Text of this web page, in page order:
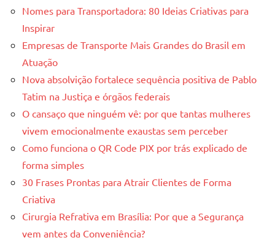
Nomes para Transportadora: 80 Ideias Criativas para
Inspirar
Empresas de Transporte Mais Grandes do Brasil em
Atuação
Nova absolvição fortalece sequência positiva de Pablo
Tatim na Justiça e órgãos federais
O cansaço que ninguém vê: por que tantas mulheres
vivem emocionalmente exaustas sem perceber
Como funciona o QR Code PIX por trás explicado de
forma simples
30 Frases Prontas para Atrair Clientes de Forma
Criativa
Cirurgia Refrativa em Brasília: Por que a Segurança
vem antes da Conveniência?